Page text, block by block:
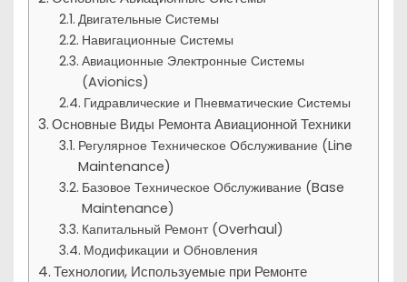
Двигательные Системы
Навигационные Системы
Авиационные Электронные Системы
(Avionics)
Гидравлические и Пневматические Системы
Основные Виды Ремонта Авиационной Техники
Регулярное Техническое Обслуживание (Line
Maintenance)
Базовое Техническое Обслуживание (Base
Maintenance)
Капитальный Ремонт (Overhaul)
Модификации и Обновления
Технологии, Используемые при Ремонте